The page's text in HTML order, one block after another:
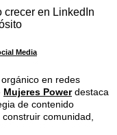
Media
en redes
Mujeres Powerdestaca
de contenido
comunidad,